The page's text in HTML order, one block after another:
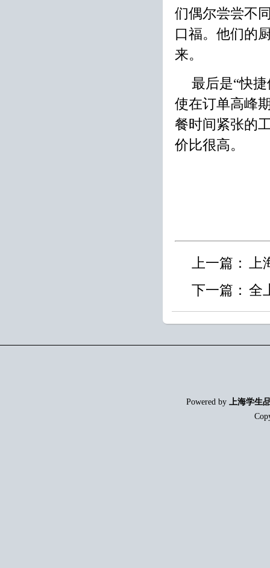
们偶尔尝尝不
口福。他们的
来。
最后是“快
使在订单高峰
餐时间紧张的
价比很高。
上一篇：
下一篇： 全
Powered by 上海学生